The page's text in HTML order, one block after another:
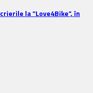
la ”Love4Bike”, în